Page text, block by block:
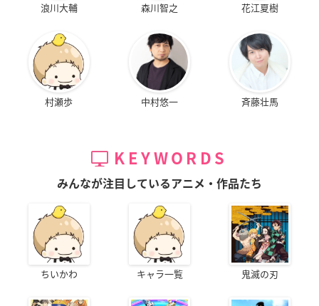
浪川大輔 森川智之 花江夏樹
村瀬歩 中村悠一 斉藤壮馬
KEYWORDS
みんなが注目しているアニメ・作品たち
ちいかわ キャラ一覧 鬼滅の刃